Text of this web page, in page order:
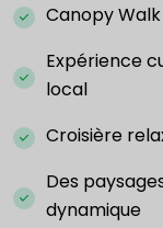
Canopy
Expérience
local
Croisière
Des
dynamique